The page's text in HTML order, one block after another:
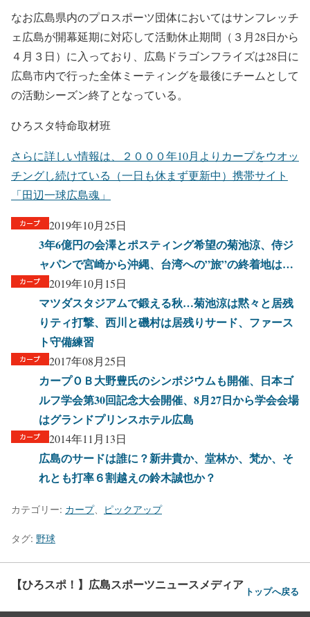
なお広島県内のプロスポーツ団体においてはサンフレッチ
ェ広島が開幕延期に対応して活動休止期間（３月28日から
４月３日）に入っており、広島ドラゴンフライズは28日に
広島市内で行った全体ミーティングを最後にチームとして
の活動シーズン終了となっている。
ひろスタ特命取材班
さらに詳しい情報は、２０００年10月よりカープをウオッ
チングし続けている（一日も休まず更新中）携帯サイト
「田辺一球広島魂」
2019年10月25日
3年6億円の会澤とポスティング希望の菊池涼、侍ジ
ャパンで宮崎から沖縄、台湾への”旅”の終着地は…
2019年10月15日
マツダスタジアムで鍛える秋…菊池涼は黙々と居残
りティ打撃、西川と磯村は居残りサード、ファース
ト守備練習
2017年08月25日
カープＯＢ大野豊氏のシンポジウムも開催、日本ゴ
ルフ学会第30回記念大会開催、8月27日から学会会場
はグランドプリンスホテル広島
2014年11月13日
広島のサードは誰に？新井貴か、堂林か、梵か、そ
れとも打率６割越えの鈴木誠也か？
カテゴリー: カープ、 ピックアップ
タグ: 野球
【ひろスポ！】広島スポーツニュースメディア トップへ戻る